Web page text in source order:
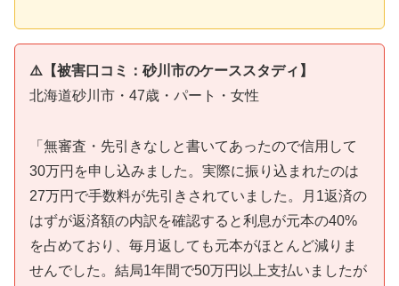
⚠️【被害口コミ：砂川市のケーススタディ】
北海道砂川市・47歳・パート・女性
「無審査・先引きなしと書いてあったので信用して
30万円を申し込みました。実際に振り込まれたのは
27万円で手数料が先引きされていました。月1返済の
はずが返済額の内訳を確認すると利息が元本の40%
を占めており、毎月返しても元本がほとんど減りま
せんでした。結局1年間で50万円以上支払いましたが